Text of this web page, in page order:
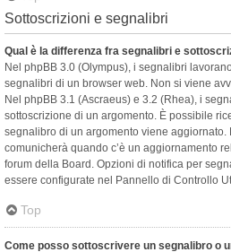
Sottoscrizioni e segnalibri
Qual è la differenza fra segnalibri e
Nel phpBB 3.0 (Olympus), i segnalibri
segnalibri di un browser web. Non si viene
Nel phpBB 3.1 (Ascraeus) e 3.2 (Rhea), i
sottoscrizione di un argomento. È possibile
segnalibro di un argomento viene aggiornato.
comunicherà quando c’è un aggiornamento
forum della Board. Opzioni di notifica per
essere configurate nel Pannello di Controllo
Top
Come posso sottoscrivere un segnalibro o